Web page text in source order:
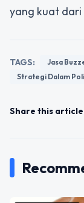
yang kuat dari
TAGS: Jasa
Strategi Dalam
Share this